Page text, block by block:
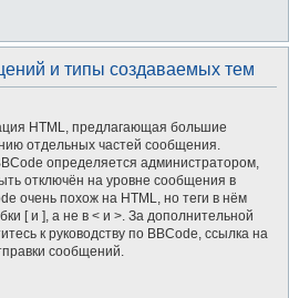
и типы создаваемых тем
HTML, предлагающая большие
отдельных частей сообщения.
определяется администратором,
отключён на уровне сообщения в
очень похож на HTML, но теги в нём
[ и ], а не в < и >. За дополнительной
к руководству по BBCode, ссылка на
сообщений.